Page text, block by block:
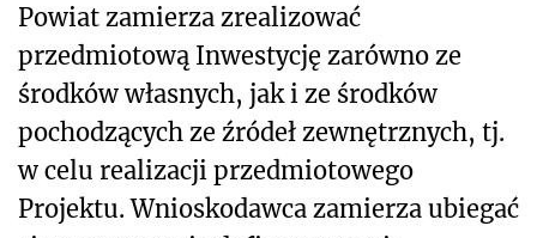
Powiat zamierza zrealizować
przedmiotową Inwestycję zarówno ze
środków własnych, jak i ze środków
pochodzących ze źródeł zewnętrznych, tj.
w celu realizacji przedmiotowego
Projektu. Wnioskodawca zamierza ubiegać